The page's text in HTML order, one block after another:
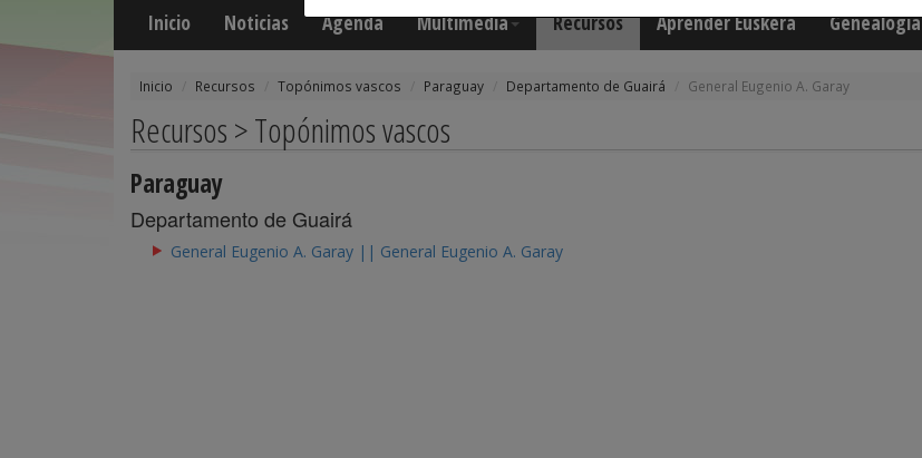
Inicio Noticias Agenda Multimedia Recursos Aprender Euskera Genealogía
Inicio Recursos Topónimos vascos Paraguay Departamento de Guairá General Eugenio A. Garay
Recursos > Topónimos vascos
Paraguay
Departamento de Guairá
General Eugenio A. Garay || General Eugenio A. Garay